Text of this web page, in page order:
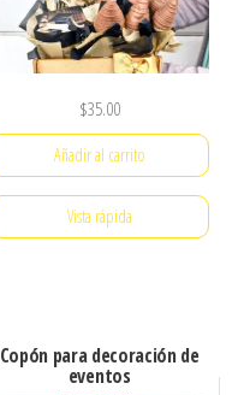
$35.00
Añadir al carrito
Vista rápida
Copón para decoración de
eventos